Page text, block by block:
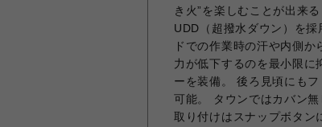
き火”を楽しむことが出来
UDD（超撥水ダウン）を
ドでの作業時の汗や内側
力が低下するのを最小限に
ーを装備。 後ろ見頃にも
可能。 タウンではカバン
取り付けはスナップボタン